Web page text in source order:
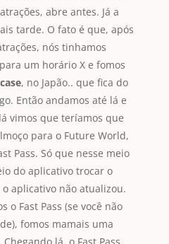
abre antes. Já a
tarde. O fato é que, após
nós tinhamos
um horário X e fomos
, no Japão.. que fica do
Então andamos até lá e
vimos que teríamos que
para o Future World,
Pass. Só que nesse meio
do aplicativo trocar o
aplicativo não atualizou.
o Fast Pass (se você não
fomos mamais uma
lá, o Fast Pass